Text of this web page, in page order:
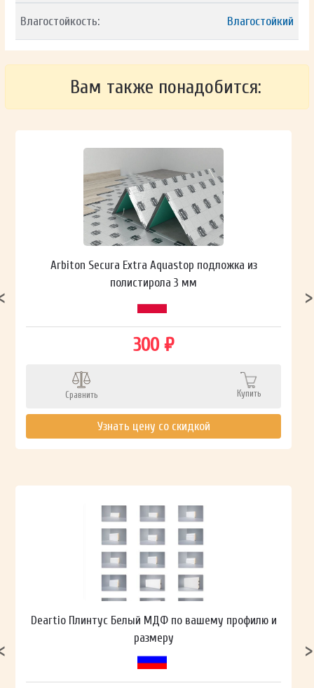
Влагостойкость: Влагостойкий
Вам также понадобится:
Arbiton Secura Extra Aquastop подложка из
полистирола 3 мм
300 ₽
Сравнить Купить
Узнать цену со скидкой
Deartio Плинтус Белый МДФ по вашему профилю и
размеру